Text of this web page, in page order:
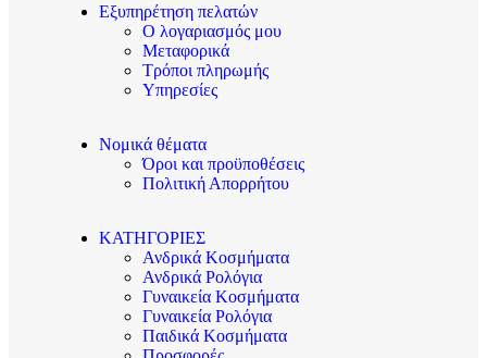
Εξυπηρέτηση πελατών
Ο λογαριασμός μου
Μεταφορικά
Τρόποι πληρωμής
Υπηρεσίες
Νομικά θέματα
Όροι και προϋποθέσεις
Πολιτική Απορρήτου
ΚΑΤΗΓΟΡΙΕΣ
Ανδρικά Κοσμήματα
Ανδρικά Ρολόγια
Γυναικεία Κοσμήματα
Γυναικεία Ρολόγια
Παιδικά Κοσμήματα